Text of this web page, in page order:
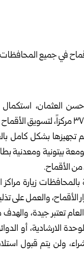
العثمان، استكمال
بشكل كامل
زيارة مراكز
والعمل على
تعتبر جيدة،
أو الدوائر
ولن يتم قبول